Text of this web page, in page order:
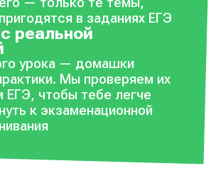
в заданиях ЕГЭ
реальной
урока — домашки
Мы проверяем их
ЕГЭ, чтобы тебе легче
к экзаменационной